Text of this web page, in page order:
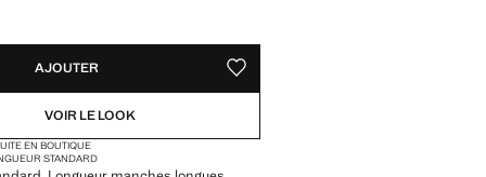
AJOUTER AJOUTER AUX FAVORIS
VOIR LE LOOK
EN BOUTIQUE
STANDARD